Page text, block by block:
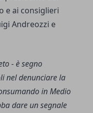
e ai consiglieri
Andreozzi e
- è segno
nel denunciare la
in Medio
dare un segnale